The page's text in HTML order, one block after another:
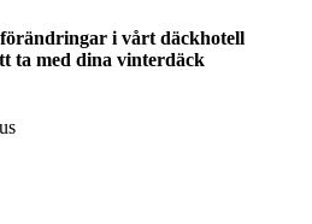
i vårt däckhotell
ta med dina vinterdäck